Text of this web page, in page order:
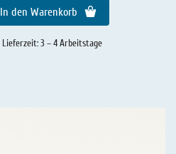
In den Warenkorb
Lieferzeit: 3 – 4 Arbeitstage